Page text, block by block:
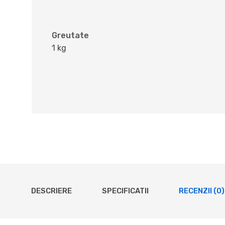
Greutate
1 kg
DESCRIERE SPECIFICATII RECENZII (0)